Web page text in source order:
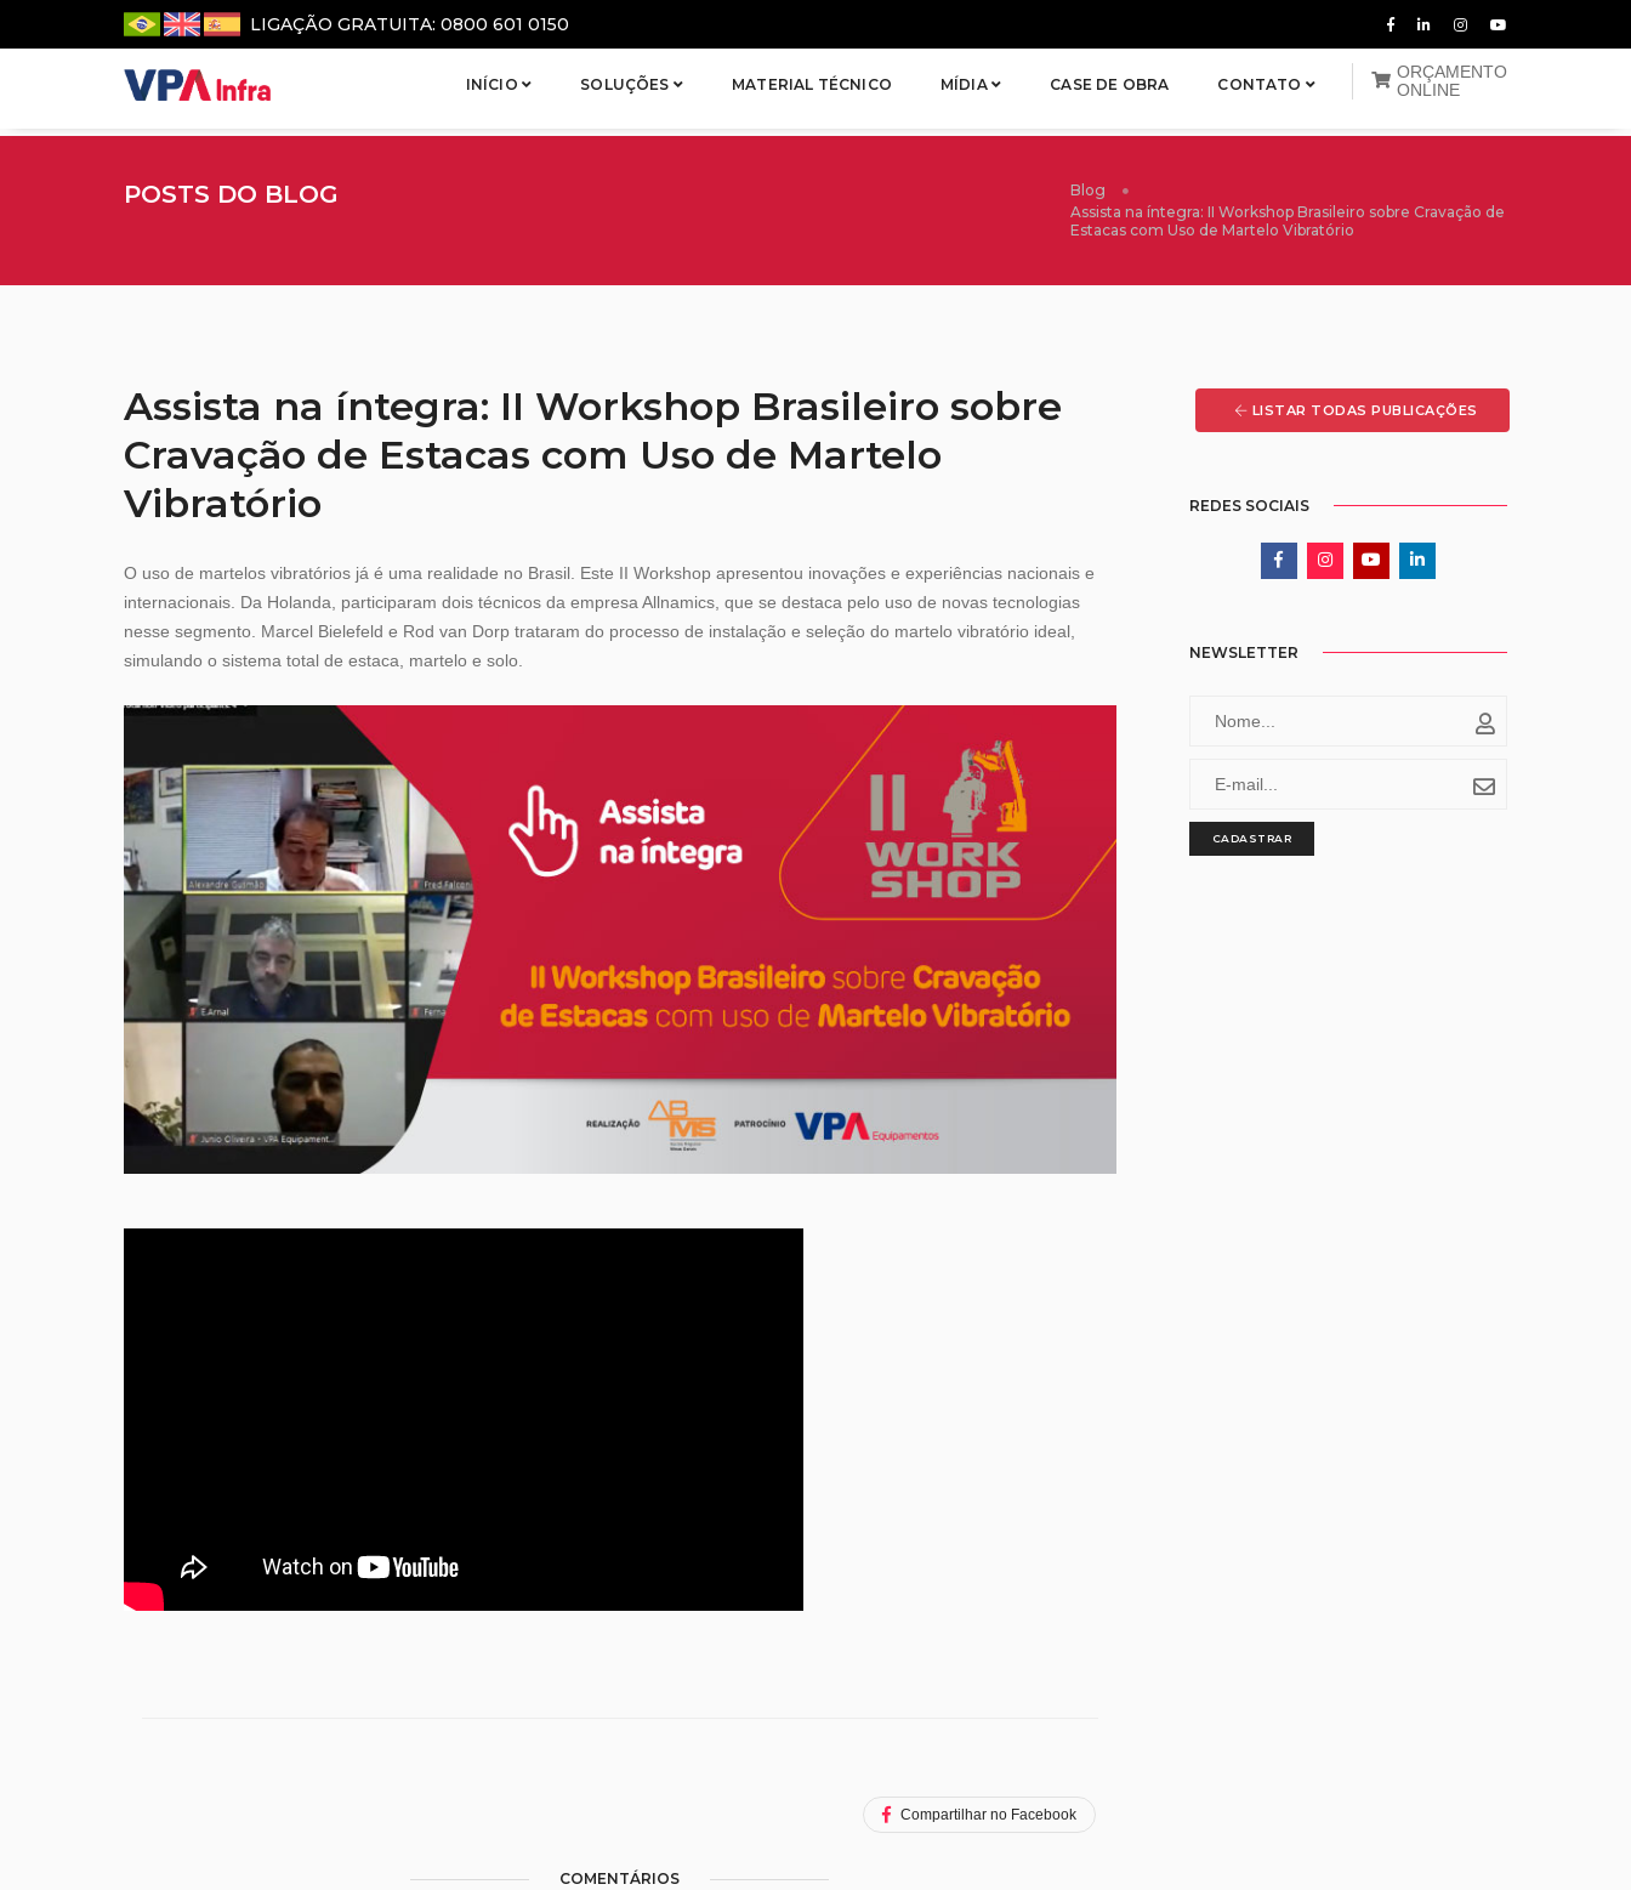
LIGAÇÃO GRATUITA: 0800 601 0150
INÍCIO SOLUÇÕES MATERIAL TÉCNICO MÍDIA CASE DE OBRA CONTATO
ORÇAMENTO
ONLINE
POSTS DO BLOG
Blog
Assista na íntegra: II Workshop Brasileiro sobre Cravação de
Estacas com Uso de Martelo Vibratório
Assista na íntegra: II Workshop Brasileiro sobre
Cravação de Estacas com Uso de Martelo
Vibratório
O uso de martelos vibratórios já é uma realidade no Brasil. Este II Workshop apresentou inovações e experiências nacionais e
internacionais. Da Holanda, participaram dois técnicos da empresa Allnamics, que se destaca pelo uso de novas tecnologias
nesse segmento. Marcel Bielefeld e Rod van Dorp trataram do processo de instalação e seleção do martelo vibratório ideal,
simulando o sistema total de estaca, martelo e solo.
Compartilhar no Facebook
COMENTÁRIOS
LISTAR TODAS PUBLICAÇÕES
REDES SOCIAIS
NEWSLETTER
CADASTRAR